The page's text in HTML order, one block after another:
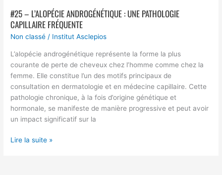
#25 – L’ALOPÉCIE ANDROGÉNÉTIQUE : UNE PATHOLOGIE
CAPILLAIRE FRÉQUENTE
Non classé / Institut Asclepios
L’alopécie androgénétique représente la forme la plus
courante de perte de cheveux chez l’homme comme chez la
femme. Elle constitue l’un des motifs principaux de
consultation en dermatologie et en médecine capillaire. Cette
pathologie chronique, à la fois d’origine génétique et
hormonale, se manifeste de manière progressive et peut avoir
un impact significatif sur la
Lire la suite »